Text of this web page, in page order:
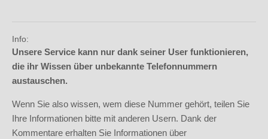
Info:
Unsere Service kann nur dank seiner User funktionieren,
die ihr Wissen über unbekannte Telefonnummern
austauschen.
Wenn Sie also wissen, wem diese Nummer gehört, teilen Sie
Ihre Informationen bitte mit anderen Usern. Dank der
Kommentare erhalten Sie Informationen über